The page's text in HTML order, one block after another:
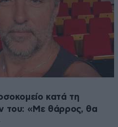
κατά τη
του: «Με θάρρος, θα